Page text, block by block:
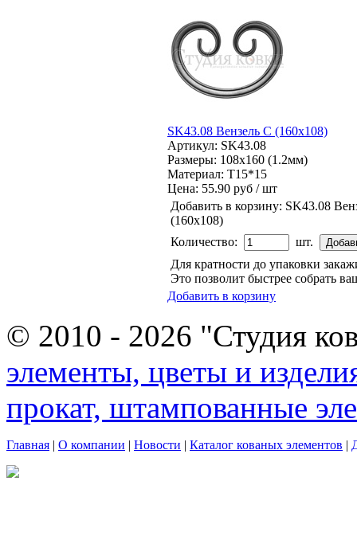
SK43.08 Вензель С (160х108)
Артикул: SK43.08
Размеры: 108x160 (1.2мм)
Материал: Т15*15
Цена: 55.90 руб / шт
Добавить в корзину: SK43.08
(160х108)
Количество:
шт.
Для кратности до упаковки
Это позволит быстрее собрать
Добавить в корзину
© 2010 - 2026 "Студия
элементы, цветы и
прокат, штампованные
Главная | О компании | Новости | Каталог кованых элементов |